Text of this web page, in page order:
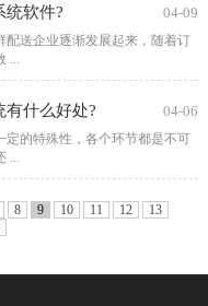
统软件? 04-09
送企业逐渐发展起来，随着订
...
有什么好处? 04-06
的特殊性，各个环节都是不可
...
8 9 10 11 12
13